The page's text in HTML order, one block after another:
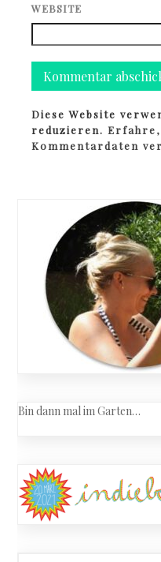
WEBSITE
Diese Website
reduzieren.Erfahre,
Kommentardaten
Bin dann mal im Garten…